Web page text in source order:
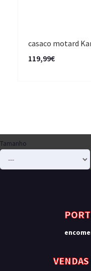
casaco motard
119,99€
Tamanho